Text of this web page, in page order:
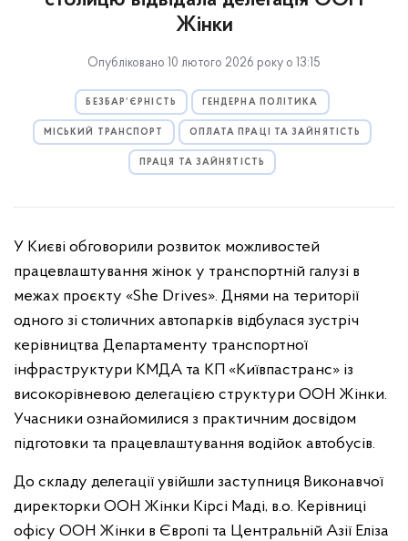
Жінки
Опубліковано 10 лютого 2026 року о 13:15
БЕЗБАР’ЄРНІСТЬ ГЕНДЕРНА ПОЛІТИКА
МІСЬКИЙ ТРАНСПОРТ ОПЛАТА ПРАЦІ ТА ЗАЙНЯТІСТЬ
ПРАЦЯ ТА ЗАЙНЯТІСТЬ
У Києві обговорили розвиток можливостей
працевлаштування жінок у транспортній галузі в
межах проєкту «She Drives». Днями на території
одного зі столичних автопарків відбулася зустріч
керівництва Департаменту транспортної
інфраструктури КМДА та КП «Київпастранс» із
високорівневою делегацією структури ООН Жінки.
Учасники ознайомилися з практичним досвідом
підготовки та працевлаштування водійок автобусів.
До складу делегації увійшли заступниця Виконавчої
директорки ООН Жінки Кірсі Маді, в.о. Керівниці
офісу ООН Жінки в Європі та Центральній Азії Еліза